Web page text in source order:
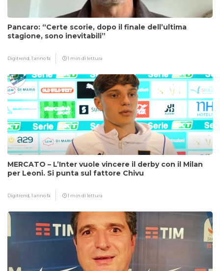
Pancaro: “Certe scorie, dopo il finale dell’ultima
stagione, sono inevitabili”
Digitrend,1 anno fa 1 min di lettura
MERCATO – L’Inter vuole vincere il derby con il Milan
per Leoni. Si punta sul fattore Chivu
Digitrend,1 anno fa 1 min di lettura